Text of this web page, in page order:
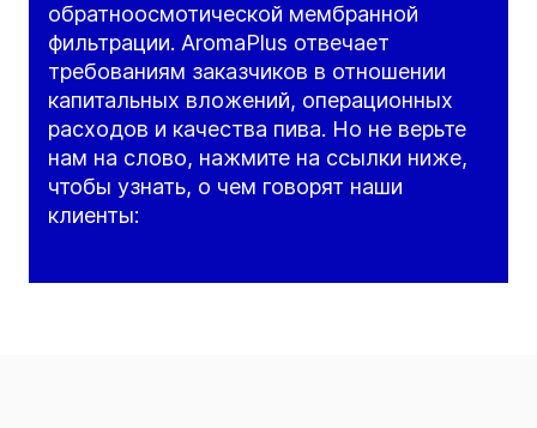
обратноосмотической мембранной
фильтрации. AromaPlus отвечает
требованиям заказчиков в отношении
капитальных вложений, операционных
расходов и качества пива. Но не верьте
нам на слово, нажмите на ссылки ниже,
чтобы узнать, о чем говорят наши
клиенты: